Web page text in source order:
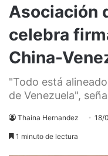
Asociación
celebra
China-
"Todo está
de Venezuela",
Thaina Hernandez 18/
1 minuto de lectura